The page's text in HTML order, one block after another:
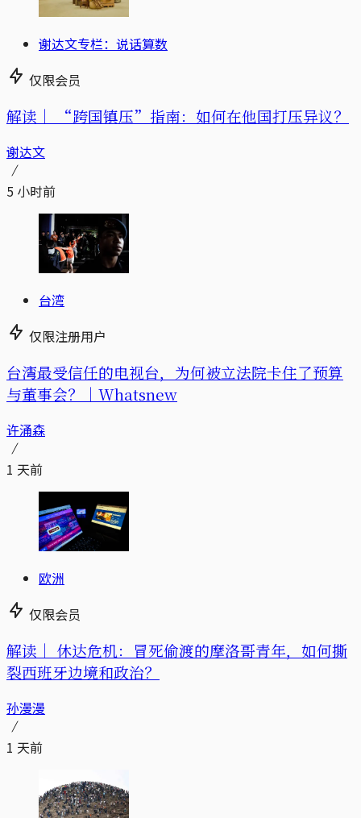
谢达文专栏：说话算数
仅限会员
解读｜ “跨国镇压”指南：如何在他国打压异议？
谢达文
5 小时前
台湾
仅限注册用户
台湾最受信任的电视台，为何被立法院卡住了预算
与董事会？｜Whatsnew
许涌森
1 天前
欧洲
仅限会员
解读｜ 休达危机：冒死偷渡的摩洛哥青年，如何撕
裂西班牙边境和政治？
孙漫漫
1 天前